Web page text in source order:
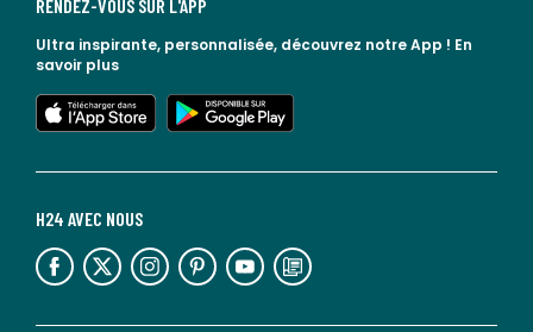
H24 AVEC NOUS
lien vers l'espace réseaux sociaux lien vers l'espace réseaux sociaux lien vers l'espace réseaux sociaux lien vers l'espace réseaux sociaux lien vers l'espace réseaux sociaux lien vers le blog la redoute
RENDEZ-VOUS SUR L'APP
Ultra inspirante, personnalisée, découvrez notre App ! En
savoir plus
lien vers l'app store
lien vers google play